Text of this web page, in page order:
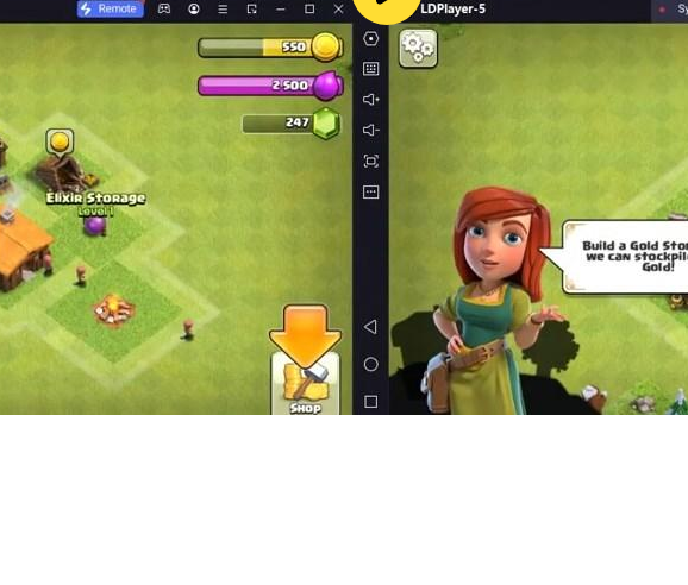
minimal 13 tahun (atau sesuai regulasi lokal). Koneksi internet diperlukan
jaringan mungkin berlaku).
Ketentuan Layanan kami, yang bisa ditemukan di https://
game kami di sini https://support.2k.com/hc/en-us/sections/
Two menggunakan data pribadi, silakan baca kebijakan privasi kami
INC. Semua Hak Dilindungi Undang-Undang